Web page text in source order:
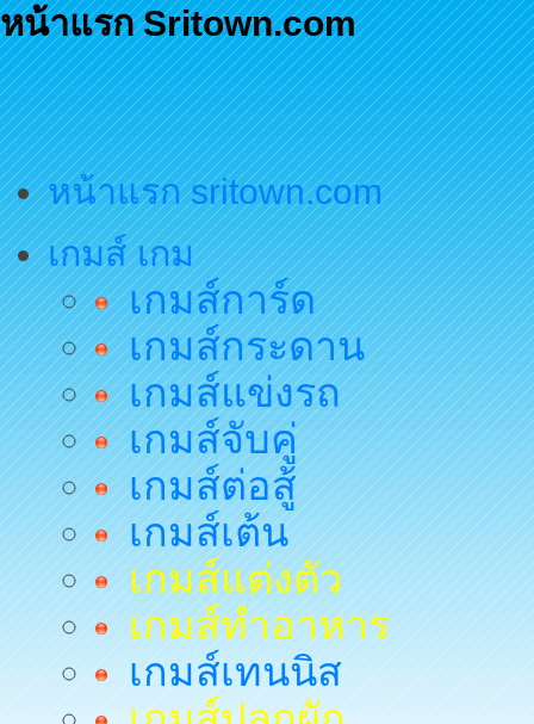
หน้าแรก Sritown.com
หน้าแรก sritown.com
เกมส์ เกม
เกมส์การ์ด
เกมส์กระดาน
เกมส์แข่งรถ
เกมส์จับคู่
เกมส์ต่อสู้
เกมส์เต้น
เกมส์แต่งตัว
เกมส์ทำอาหาร
เกมส์เทนนิส